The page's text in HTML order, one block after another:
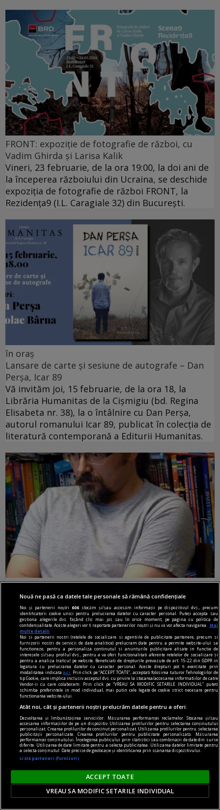
FRONT: expoziție de fotografie de război, cu
Vadim Ghirda și Larisa Kalik
Vineri, 23 februarie, de la ora 19:00, la doi ani de
la începerea războiului din Ucraina, se deschide
expoziția de fotografie de război FRONT, la
Rezidența9 (I.L. Caragiale 32) din București.
în oraș
Lansare de carte și sesiune de autografe – Dan
Perșa, Icar 89
Vă invităm joi, 15 februarie, de la ora 18, la
Librăria Humanitas de la Cişmigiu (bd. Regina
Elisabeta nr. 38), la o întâlnire cu Dan Perșa,
autorul romanului Icar 89, publicat în colecția de
literatură contemporană a Editurii Humanitas.
pentru poezie
Sfidarea convențiilor
O. Nimigean nu doar acordă cititorului acces la
realitatea distorsionată pe care o asamblează, ci
îl face parte integrantă a acesteia.
Şerban AXINTE
rosencrantz & co.
Teatru de cartier
Nouă ne pasă ca datele tale personale să rămână confidențiale
Noi și partenerii noștri606 stocăm și/sau accesăm informații pe dispozitivul dvs., precum
identificatorii cookie unici pentru prelucrarea datelor cu caracter personal. Puteți accepta sau
gestiona alegerile dvs. făcând clic mai jos sau în orice moment, pe pagina cu politica de
confidențialitate. Aceste alegeri vor fi raportate partenerilor noștri și nu vă vor afecta navigarea.
Mai
multe detalii
Noi si partenerii nostri (retelele de socializare si agentiile de publicitate partenere, precum si
furnizorii nostri de servicii de date analitice) prelucram date pentru a permite website-ului sa
functioneze, pentru a personaliza continutul si anunturile publicitare afisate in functie de
interesele si/sau profilul dvs., pentru a va oferi functionalitati aferente retelelor de socializare si
pentru a analiza traficul pe website. Beneficiati de drepturile prevazute de art. 15-22 din GDPR in
legatura cu prelucrarea datelor cu caracter personal. Aceste drepturi pot fi exercitate prin
modalitatea indicataaici
. Prin click pe “ACCEPT TOATE”, acceptati folosirea tuturor Tehnologiilor de
tip Cookie, care implica inclusiv acceptul dvs. cu privire la stocarea/accesarea informatiilor de catre
Vendor-ii cu care colaboram. Prin click pe “VREAU SA MODIFIC SETARILE INDIVIDUAL” puteti
schimba preferintele in mod individual, mai putin cele legate de cookie strict necesare pentru
functionarea website-ului.
Atât noi, cât și partenerii noștri prelucrăm datele pentru a oferi:
Dezvoltarea și îmbunătățirea serviciilor. Măsurarea performanței reclamelor. Stocarea și/sau
accesarea informațiilor de pe un dispozitiv. Utilizarea profilurilor pentru selectarea conținutului
personalizat. Crearea profilurilor de conținut personalizat. Utilizarea profilurilor pentru selectarea
publicității personalizate. Crearea profilurilor pentru publicitate personalizată. Măsurarea
performanței conținutului. Înțelegerea publicului prin statistici sau combinații de date din surse
diferite. Utilizarea de date limitate pentru a selecta publicitatea. Utilizarea datelor limitate pentru
a selecta conținutul. Date precise de geolocație și identificarea prin scanarea dispozitivului.
Listă parteneri (furnizori)
ACCEPT TOATE
VREAU SA MODIFIC SETARILE INDIVIDUAL